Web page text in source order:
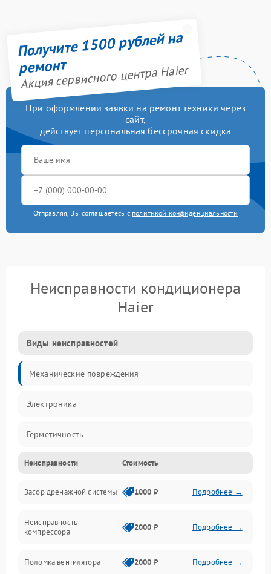
Получите 1500 рублей на
ремонт
Акция сервисного центра Haier
При оформлении заявки на ремонт техники через
сайт,
действует персональная бессрочная скидка
Отправляя, Вы соглашаетесь с политикой конфиденциальности
Неисправности кондиционера
Haier
Виды неисправностей
Механические повреждения
Электроника
Герметичность
Механика
Управление
Электропитание
Неисправности Стоимость
Засор дренажной системы 1000 ₽ Подробнее →
Неисправность
компрессора
2000 ₽ Подробнее →
Поломка вентилятора 2000 ₽ Подробнее →